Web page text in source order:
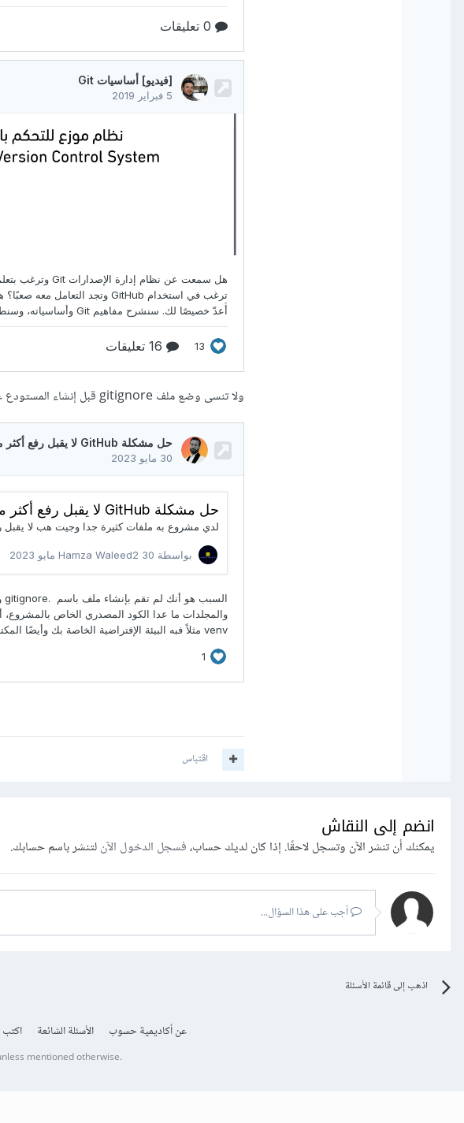
ولا تنسى وضع ملف gitignore قبل إنشاء المستودع على حاسوبك أو رفع الكود.
اقتباس
انضم إلى النقاش
يمكنك أن تنشر الآن وتسجل لاحقًا. إذا كان لديك حساب،فسجل الدخول الآنلتنشر باسم حسابك.
أجب على هذا السؤال...
اذهب إلى قائمة الأسئلة
عن أكاديمية حسوب الأسئلة الشائعة اكتب
mentioned otherwise.